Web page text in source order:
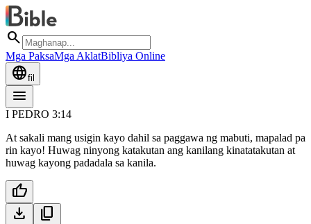
search
Mga PaksaMga AklatBibliya Online
languagefil
menu
I PEDRO 3:14
At sakali mang usigin kayo dahil sa paggawa ng mabuti, mapalad pa
rin kayo! Huwag ninyong katakutan ang kanilang kinatatakutan at
huwag kayong padadala sa kanila.
thumb_up
download
content_copy